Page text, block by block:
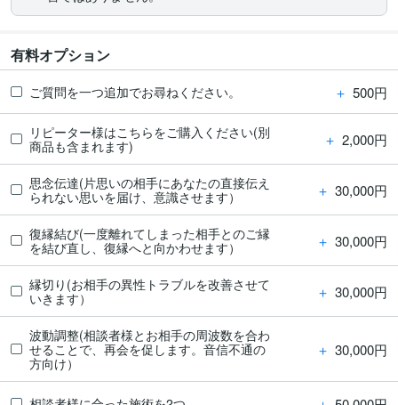
有料オプション
ご質問を一つ追加でお尋ねください。 ＋ 500円
リピーター様はこちらをご購入ください(別
商品も含まれます)
＋ 2,000円
思念伝達(片思いの相手にあなたの直接伝え
られない思いを届け、意識させます）
＋ 30,000円
復縁結び(一度離れてしまった相手とのご縁
を結び直し、復縁へと向かわせます）
＋ 30,000円
縁切り(お相手の異性トラブルを改善させて
いきます）
＋ 30,000円
波動調整(相談者様とお相手の周波数を合わ
せることで、再会を促します。音信不通の
方向け）
＋ 30,000円